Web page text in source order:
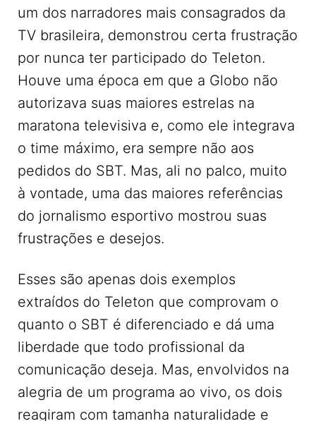
um dos narradores mais consagrados da
TV brasileira, demonstrou certa frustração
por nunca ter participado do Teleton.
Houve uma época em que a Globo não
autorizava suas maiores estrelas na
maratona televisiva e, como ele integrava
o time máximo, era sempre não aos
pedidos do SBT. Mas, ali no palco, muito
à vontade, uma das maiores referências
do jornalismo esportivo mostrou suas
frustrações e desejos.
Esses são apenas dois exemplos
extraídos do Teleton que comprovam o
quanto o SBT é diferenciado e dá uma
liberdade que todo profissional da
comunicação deseja. Mas, envolvidos na
alegria de um programa ao vivo, os dois
reagiram com tamanha naturalidade e